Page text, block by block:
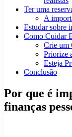
Ter uma
A
Estudar sobre
Como Cuidar
Crie um
Priorize
Esteja
Conclusão
Por que é
finanças